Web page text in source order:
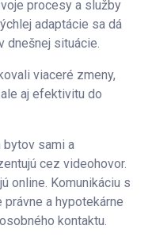
procesy a služby
adaptácie sa dá
dnešnej situácie.
viaceré zmeny,
aj efektivitu do
bytov sami a
cez videohovor.
online. Komunikáciu s
a hypotekárne
kontaktu.